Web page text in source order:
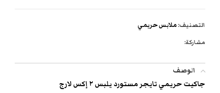
التصنيف:ملابس حريمي
مشاركة:
الوصف
جاكيت حريمي تايجر مستورد يلبس ٢ إكس لارج